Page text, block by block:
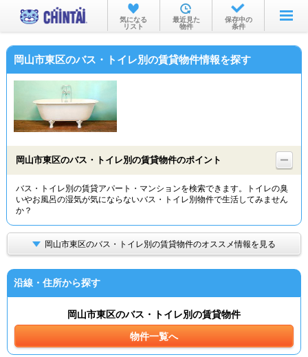
お部屋を探す
沿線・駅から
物件特集から
TOP
気になる
リスト
最近見た
物件
保存中の
条件
岡山市東区のバス・トイレ別の賃貸物件情報を探す
岡山市東区のバス・トイレ別の賃貸物件のポイント
バス・トイレ別の賃貸アパート・マンションを検索できます。トイレの臭
いやお風呂の湿気が気にならないバス・トイレ別物件で生活してみません
か？
岡山市東区のバス・トイレ別の賃貸物件のオススメ情報を見る
沿線・住所から探す
岡山市東区のバス・トイレ別の賃貸物件
物件一覧へ